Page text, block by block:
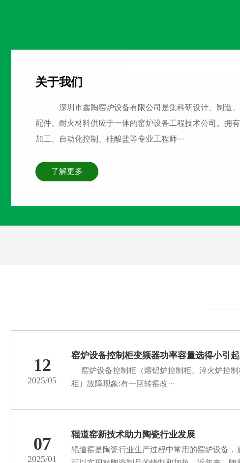
关于我们
深圳市鑫陶窑炉设备有限公司是集科研设计、制造
配件、耐火材料供应于一体的窑炉设备工程技术公司。拥
加工、自动化控制、硅酸盐等专业工程师···
了解更多
12
2025/05
窑炉设备控制柜变频器功率容量选得小引
窑炉设备控制柜（熔铝炉控制柜、淬火炉控制
柜）故障现象:有一回转窑改···
07
2025/01
辊道窑新技术助力陶瓷行业发展
辊道窑是陶瓷行业生产过程中常用的窑炉设备，